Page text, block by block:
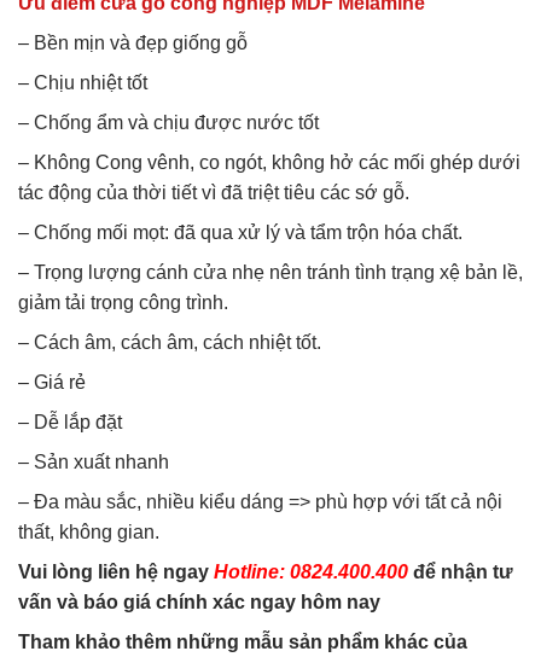
– Bền mịn và đẹp giống gỗ
– Chịu nhiệt tốt
– Chống ẩm và chịu được nước tốt
– Không Cong vênh, co ngót, không hở các mối ghép dưới
tác động của thời tiết vì đã triệt tiêu các sớ gỗ.
– Chống mối mọt: đã qua xử lý và tẩm trộn hóa chất.
– Trọng lượng cánh cửa nhẹ nên tránh tình trạng xệ bản lề,
giảm tải trọng công trình.
– Cách âm, cách âm, cách nhiệt tốt.
– Giá rẻ
– Dễ lắp đặt
– Sản xuất nhanh
– Đa màu sắc, nhiều kiểu dáng => phù hợp với tất cả nội
thất, không gian.
Vui lòng liên hệ ngay Hotline: 0824.400.400 để nhận tư
vấn và báo giá chính xác ngay hôm nay
Tham khảo thêm những mẫu sản phẩm khác của